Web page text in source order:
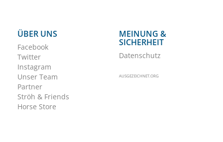
ÜBER UNS
Facebook
Twitter
Instagram
Unser Team
Partner
Ströh & Friends
Horse Store
MEINUNG &
SICHERHEIT
Datenschutz
AUSGEZEICHNET.ORG